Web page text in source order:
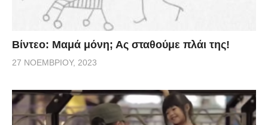
Βίντεο: Μαμά μόνη; Ας σταθούμε πλάι της!
27 ΝΟΕΜΒΡΊΟΥ, 2023